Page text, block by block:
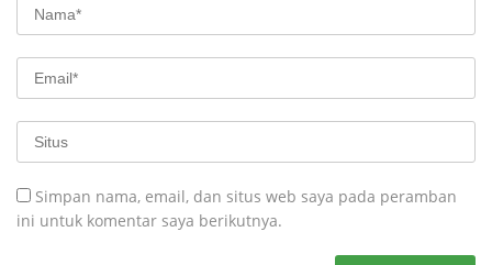
Simpan nama, email, dan situs web saya pada peramban
ini untuk komentar saya berikutnya.